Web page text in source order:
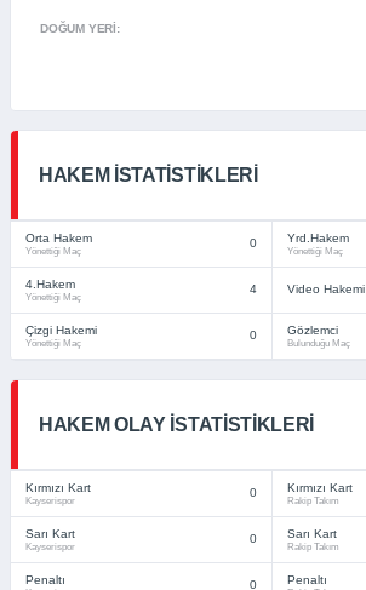
DOĞUM YERI:
HAKEM İSTATISTIKLERI
Orta Hakem
Yönettiği Maç
0 Yrd.Hakem
Yönettiği Maç
4.Hakem
Yönettiği Maç
4 Video Hakemi
Çizgi Hakemi
Yönettiği Maç
0 Gözlemci
Bulunduğu Maç
HAKEM OLAY İSTATISTIKLERI
Kırmızı Kart
Kayserispor
0 Kırmızı Kart
Rakip Takım
Sarı Kart
Kayserispor
0 Sarı Kart
Rakip Takım
Penaltı 0 Penaltı